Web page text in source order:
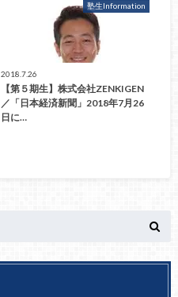
塾生Information
2018.7.26
【第５期生】株式会社ZENKIGEN
／「日本経済新聞」2018年7月26
日に…